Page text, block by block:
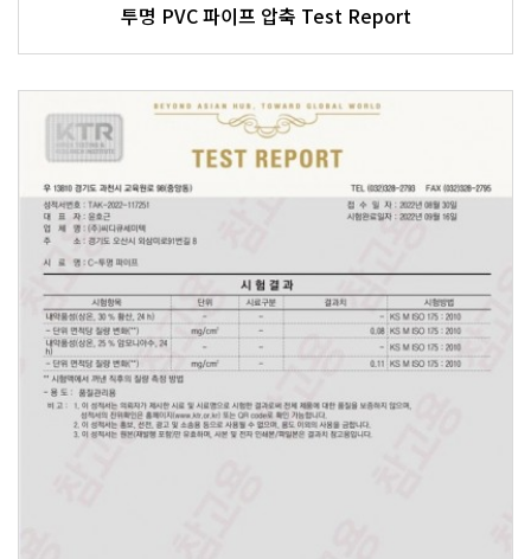
투명 PVC 파이프 압축 Test Report